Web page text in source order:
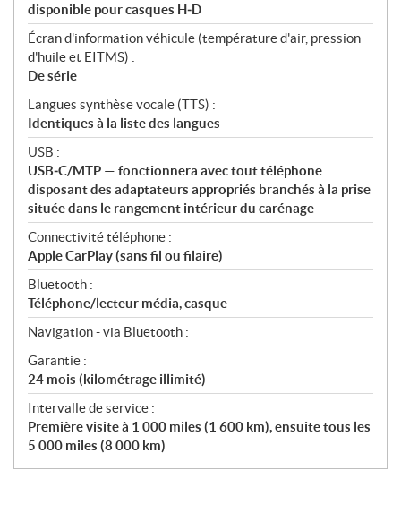
disponible pour casques H‑D
Écran d'information véhicule (température d'air, pression
d'huile et EITMS) :
De série
Langues synthèse vocale (TTS) :
Identiques à la liste des langues
USB :
USB‑C/MTP — fonctionnera avec tout téléphone
disposant des adaptateurs appropriés branchés à la prise
située dans le rangement intérieur du carénage
Connectivité téléphone :
Apple CarPlay (sans fil ou filaire)
Bluetooth :
Téléphone/lecteur média, casque
Navigation - via Bluetooth :
Garantie :
24 mois (kilométrage illimité)
Intervalle de service :
Première visite à 1 000 miles (1 600 km), ensuite tous les
5 000 miles (8 000 km)